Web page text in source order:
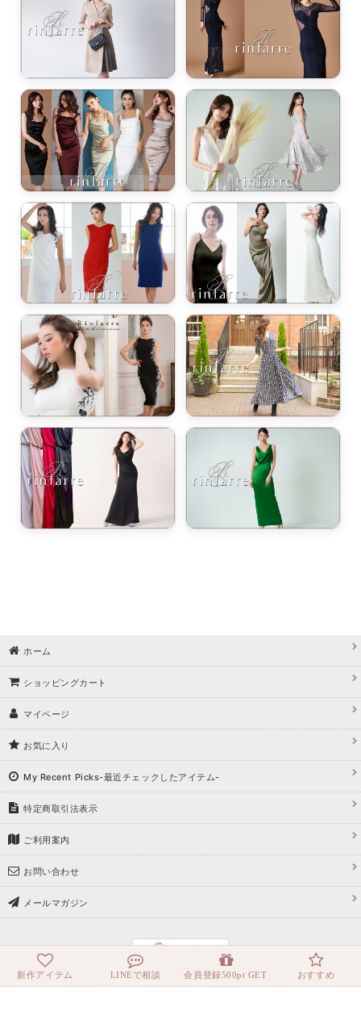
新作アイテム LINEで相談 会員登録500pt GET おすすめ
ワンピース・ドレス / 肩幅カバー
ワンピース・ドレス / 足長見え・ハイウエスト
ワンピース・ドレス / 華奢見え・キャミタイプ
ワンピース・ドレス / デコルテ綺麗・鎖骨見せ
ワンピース・ドレス / セクシー・胸元強調
ワンピース・ドレス / 低身長・小柄さん向け
ワンピース・ドレス / ブラ紐隠し・下着安心
ワンピース・ドレス / クリスマス（赤・緑・白・金・銀）
ワンピース・ドレス / バレンタイン・ホワイトデー（赤・白・ピンク）
ワンピース・ドレス / ハロウィン（茶・黄色・紫・オレンジ）
ワンピース・ドレス / 胸パッド外せる・胸パッド無し
即日配送
＊Ele Hast エレハスト＊
VIP SECRET SPRING FEVER 3日間だけの特別なご招待。
＊Ele Hast エレハスト＊SwimWear
ホーム
ショッピングカート
マイページ
お気に入り
My Recent Picks-最近チェックしたアイテム-
特定商取引法表示
ご利用案内
お問い合わせ
メールマガジン